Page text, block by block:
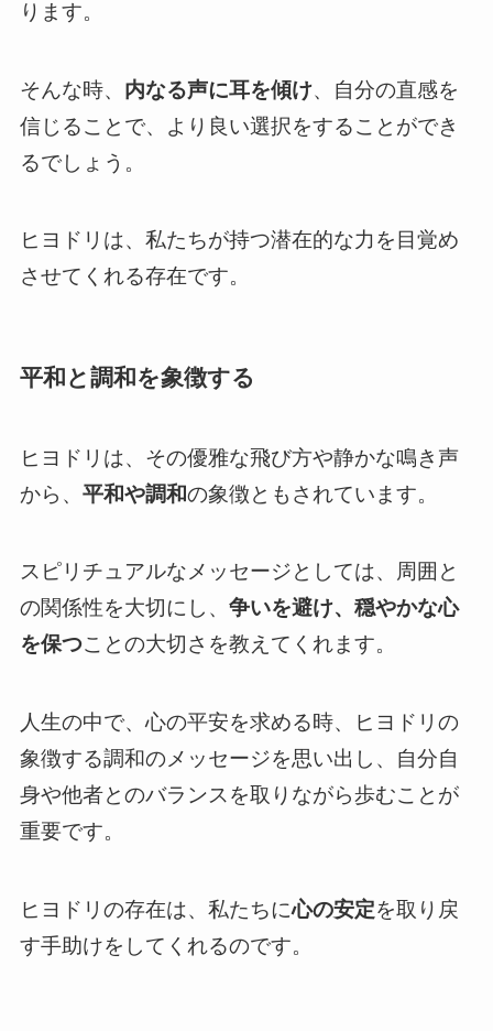
ります。
そんな時、 内なる声に耳を傾け、自分の直感を
信じることで、より良い選択をすることができ
るでしょう。
ヒヨドリは、私たちが持つ潜在的な力を目覚め
させてくれる存在です。
平和と調和を象徴する
ヒヨドリは、その優雅な飛び方や静かな鳴き声
から、 平和や調和の象徴ともされています。
スピリチュアルなメッセージとしては、周囲と
の関係性を大切にし、 争いを避け、穏やかな心
を保つことの大切さを教えてくれます。
人生の中で、心の平安を求める時、ヒヨドリの
象徴する調和のメッセージを思い出し、自分自
身や他者とのバランスを取りながら歩むことが
重要です。
ヒヨドリの存在は、私たちに心の安定を取り戻
す手助けをしてくれるのです。